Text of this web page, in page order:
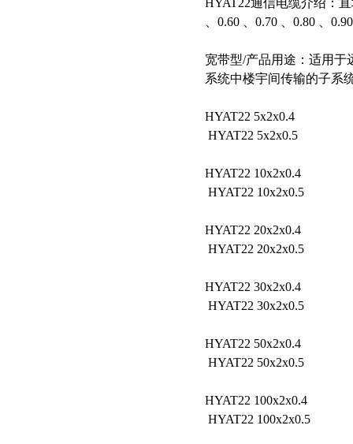
HYAT22通信电缆介绍：
、0.60 、0.70 、0.80 、0.90
宽带型/产品用途：适用于
系统中楼宇间传输的子系
HYAT22 5x2x0.4
HYAT22 5x2x0.5
HYAT22 10x2x0.4
HYAT22 10x2x0.5
HYAT22 20x2x0.4
HYAT22 20x2x0.5
HYAT22 30x2x0.4
HYAT22 30x2x0.5
HYAT22 50x2x0.4
HYAT22 50x2x0.5
HYAT22 100x2x0.4
HYAT22 100x2x0.5